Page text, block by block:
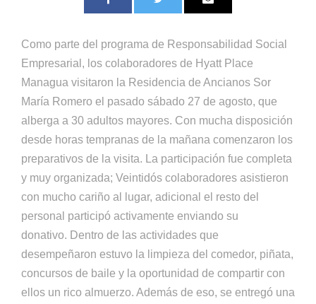
Como parte del programa de Responsabilidad Social
Empresarial, los colaboradores de Hyatt Place
Managua visitaron la Residencia de Ancianos Sor
María Romero el pasado sábado 27 de agosto, que
alberga a 30 adultos mayores. Con mucha disposición
desde horas tempranas de la mañana comenzaron los
preparativos de la visita. La participación fue completa
y muy organizada; Veintidós colaboradores asistieron
con mucho cariño al lugar, adicional el resto del
personal participó activamente enviando su
donativo. Dentro de las actividades que
desempeñaron estuvo la limpieza del comedor, piñata,
concursos de baile y la oportunidad de compartir con
ellos un rico almuerzo. Además de eso, se entregó una